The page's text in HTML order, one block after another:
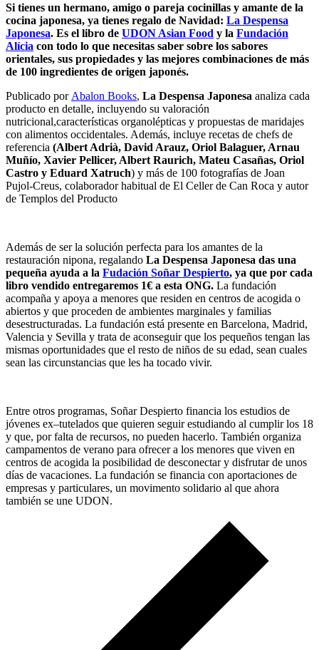
Si tienes un hermano, amigo o pareja cocinillas y amante de la
cocina japonesa, ya tienes regalo de Navidad: La Despensa
Japonesa. Es el libro de UDON Asian Food y la Fundación
Alícia con todo lo que necesitas saber sobre los sabores
orientales, sus propiedades y las mejores combinaciones de más
de 100 ingredientes de origen japonés.
Publicado por Abalon Books, La Despensa Japonesa analiza cada
producto en detalle, incluyendo su valoración
nutricional,características organolépticas y propuestas de maridajes
con alimentos occidentales. Además, incluye recetas de chefs de
referencia (Albert Adrià, David Arauz, Oriol Balaguer, Arnau
Muñío, Xavier Pellicer, Albert Raurich, Mateu Casañas, Oriol
Castro y Eduard Xatruch) y más de 100 fotografías de Joan
Pujol-Creus, colaborador habitual de El Celler de Can Roca y autor
de Templos del Producto
Además de ser la solución perfecta para los amantes de la
restauración nipona, regalando La Despensa Japonesa das una
pequeña ayuda a la Fudación Soñar Despierto, ya que por cada
libro vendido entregaremos 1€ a esta ONG. La fundación
acompaña y apoya a menores que residen en centros de acogida o
abiertos y que proceden de ambientes marginales y familias
desestructuradas. La fundación está presente en Barcelona, Madrid,
Valencia y Sevilla y trata de aconseguir que los pequeños tengan las
mismas oportunidades que el resto de niños de su edad, sean cuales
sean las circunstancias que les ha tocado vivir.
Entre otros programas, Soñar Despierto financia los estudios de
jóvenes ex–tutelados que quieren seguir estudiando al cumplir los 18
y que, por falta de recursos, no pueden hacerlo. También organiza
campamentos de verano para ofrecer a los menores que viven en
centros de acogida la posibilidad de desconectar y disfrutar de unos
días de vacaciones. La fundación se financia con aportaciones de
empresas y particulares, un movimento solidario al que ahora
también se une UDON.